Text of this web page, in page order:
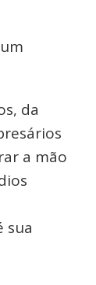
da
a mão
sua